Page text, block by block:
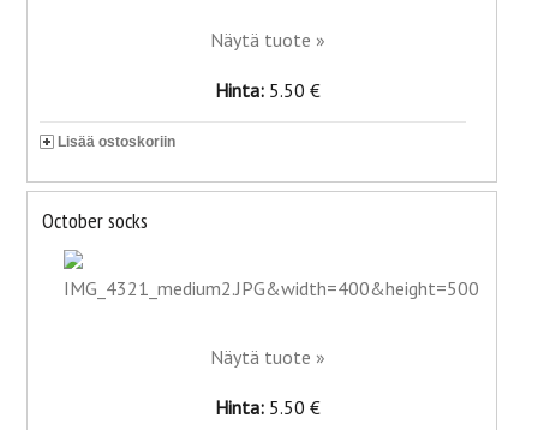
Näytä tuote »
Hinta: 5.50 €
Lisää ostoskoriin
October socks
Näytä tuote »
Hinta: 5.50 €